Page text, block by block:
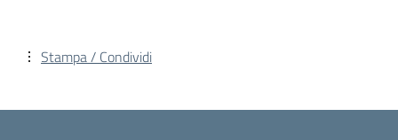
Stampa / Condividi